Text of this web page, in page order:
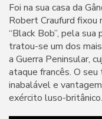
Foi na sua casa da
Robert Craufurd fixou
“Black Bob”, pela
tratou-se um dos
a Guerra Peninsular,
ataque francês. O
inabalável e
exército luso-britânico.